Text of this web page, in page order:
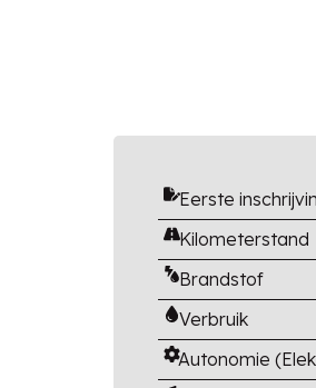
Eerste
Kilometerstand
Brandstof
Verbruik
Autonomie